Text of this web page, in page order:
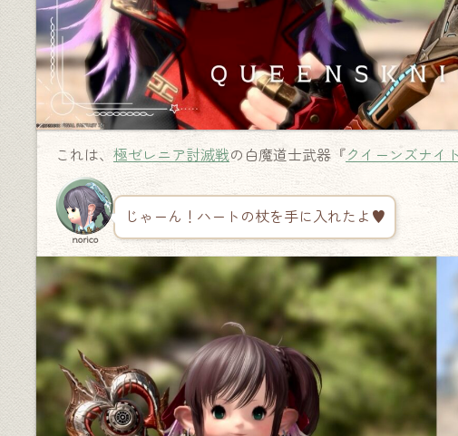
これは、 極ゼレニア討滅戦の白魔道士武器『クイーンズナイ
norico
じゃーん！ハートの杖を手に入れたよ♥